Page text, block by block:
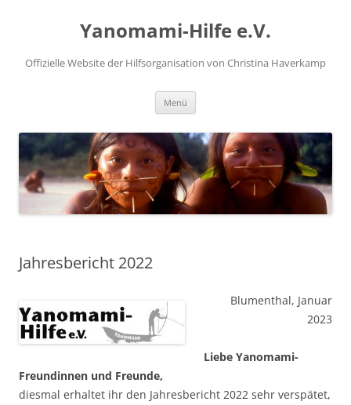
Yanomami-Hilfe e.V.
Offizielle Website der Hilfsorganisation von Christina Haverkamp
Menü
Jahresbericht 2022
Blumenthal, Januar
2023
Liebe Yanomami-
Freundinnen und Freunde,
diesmal erhaltet ihr den Jahresbericht 2022 sehr verspätet,